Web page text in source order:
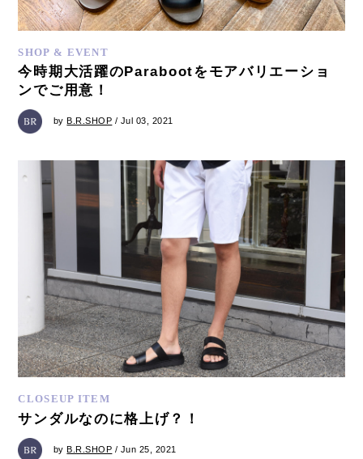
SHOP & EVENT
今時期大活躍のParabootをモアバリエーショ
ンでご用意！
byB.R.SHOP / Jul 03, 2021
CLOSEUP ITEM
サンダルなのに格上げ？！
byB.R.SHOP / Jun 25, 2021